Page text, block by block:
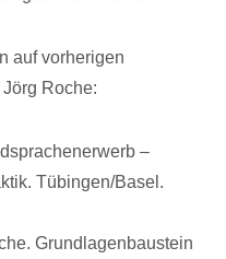
auf vorherigen
Roche:
–
Tübingen/Basel.
Grundlagenbaustein